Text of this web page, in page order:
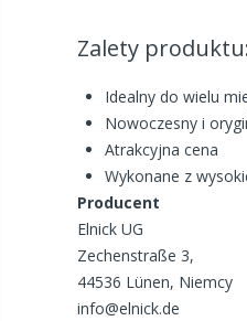
Zalety
Idealny do wielu
Nowoczesny i
Atrakcyjna cena
Wykonane z
Producent
Elnick UG
Zechenstraße 3,
44536 Lünen, Niemcy
info@elnick.de